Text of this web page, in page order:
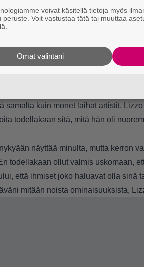
kappale olisi hyvä, ihmiset eivät
jos minun kanssani on lavalla
Lizzo lisää.
samalta kuin monet laihat artistit.
todellakaan sitä, mitä hän oli
näyttää minulta, mutta kerron
todellakaan ollut valmis uskomaan,
että ihmiset joko haluavat olla sinä
mitään noista ominaisuuksista,
voivat käsitellä tietoja myös
peruste. Voit vastustaa tätä tai muuttaa
Omat valintani